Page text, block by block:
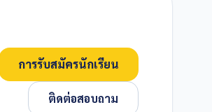
การรับสมัครนักเรียน
ติดต่อสอบถาม